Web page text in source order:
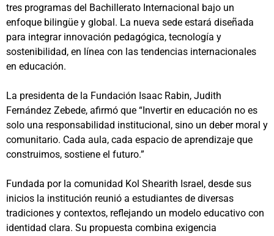
tres programas del Bachillerato Internacional bajo un
enfoque bilingüe y global. La nueva sede estará diseñada
para integrar innovación pedagógica, tecnología y
sostenibilidad, en línea con las tendencias internacionales
en educación.
La presidenta de la Fundación Isaac Rabin, Judith
Fernández Zebede, afirmó que “Invertir en educación no es
solo una responsabilidad institucional, sino un deber moral y
comunitario. Cada aula, cada espacio de aprendizaje que
construimos, sostiene el futuro.”
Fundada por la comunidad Kol Shearith Israel, desde sus
inicios la institución reunió a estudiantes de diversas
tradiciones y contextos, reflejando un modelo educativo con
identidad clara. Su propuesta combina exigencia